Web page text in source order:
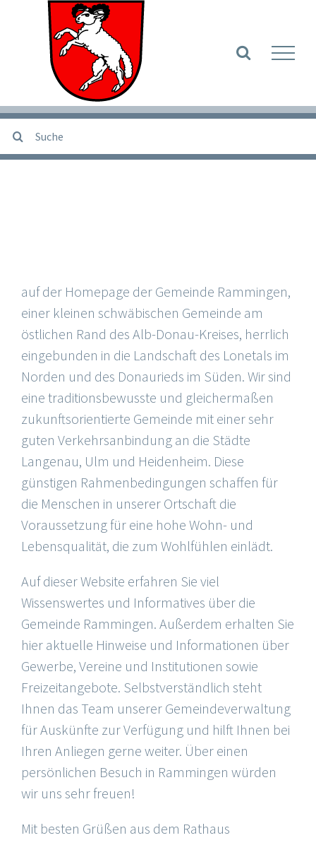
Suche
auf der Homepage der Gemeinde Rammingen,
einer kleinen schwäbischen Gemeinde am
östlichen Rand des Alb-Donau-Kreises, herrlich
eingebunden in die Landschaft des Lonetals im
Norden und des Donaurieds im Süden. Wir sind
eine traditionsbewusste und gleichermaßen
zukunftsorientierte Gemeinde mit einer sehr
guten Verkehrsanbindung an die Städte
Langenau, Ulm und Heidenheim. Diese
günstigen Rahmenbedingungen schaffen für
die Menschen in unserer Ortschaft die
Voraussetzung für eine hohe Wohn- und
Lebensqualität, die zum Wohlfühlen einlädt.
Auf dieser Website erfahren Sie viel
Wissenswertes und Informatives über die
Gemeinde Rammingen. Außerdem erhalten Sie
hier aktuelle Hinweise und Informationen über
Gewerbe, Vereine und Institutionen sowie
Freizeitangebote. Selbstverständlich steht
Ihnen das Team unserer Gemeindeverwaltung
für Auskünfte zur Verfügung und hilft Ihnen bei
Ihren Anliegen gerne weiter. Über einen
persönlichen Besuch in Rammingen würden
wir uns sehr freuen!
Mit besten Grüßen aus dem Rathaus